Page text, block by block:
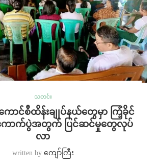
သတင်း
ောင်စီထိန်းချုပ်နယ်တွေမှာ ကြံ့ခိုင်
ကောက်ပွဲအတွက် ပြင်ဆင်မှုတွေလုပ်
လာ
written by ကျော်ကြီး